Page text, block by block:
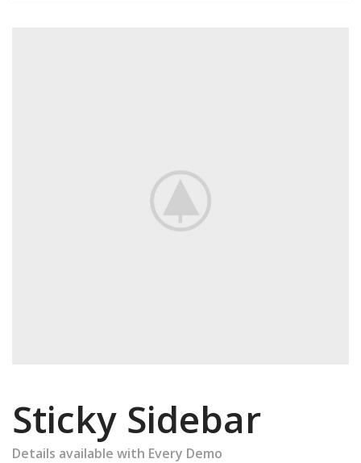
Sticky Sidebar
Details available with Every Demo